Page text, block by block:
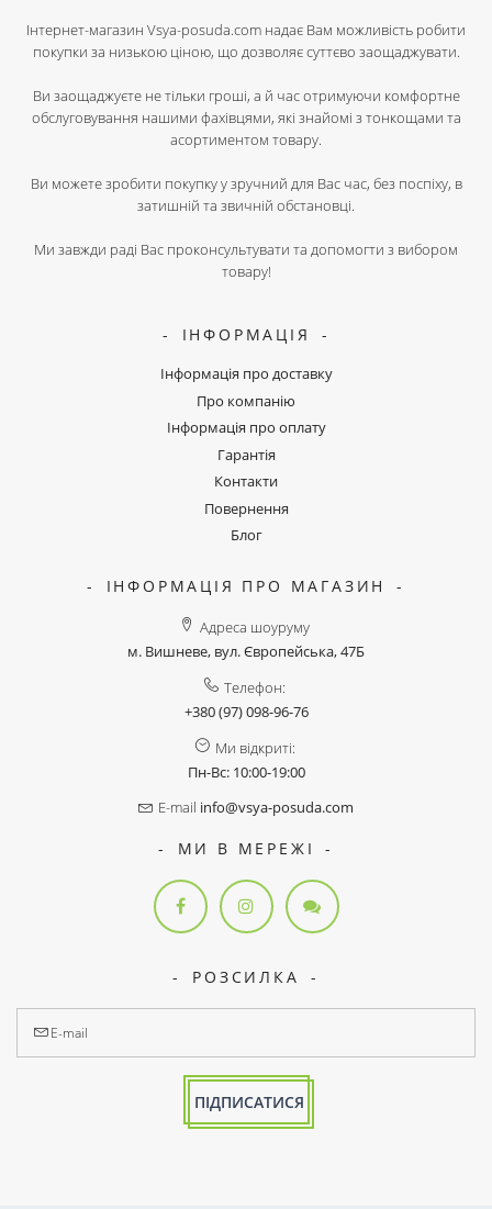
Інтернет-магазин Vsya-posuda.com надає Вам можливість робити
покупки за низькою ціною, що дозволяє суттєво заощаджувати.
Ви заощаджуєте не тільки гроші, а й час отримуючи комфортне
обслуговування нашими фахівцями, які знайомі з тонкощами та
асортиментом товару.
Ви можете зробити покупку у зручний для Вас час, без поспіху, в
затишній та звичній обстановці.
Ми завжди раді Вас проконсультувати та допомогти з вибором
товару!
ІНФОРМАЦІЯ
Інформація про доставку
Про компанію
Інформація про оплату
Гарантія
Контакти
Повернення
Блог
ІНФОРМАЦІЯ ПРО МАГАЗИН
Адреса шоуруму
м. Вишневе, вул. Європейська, 47Б
Телефон:
+380 (97) 098-96-76
Ми відкриті:
Пн-Вс: 10:00-19:00
E-mail info@vsya-posuda.com
МИ В МЕРЕЖІ
РОЗСИЛКА
ПІДПИСАТИСЯ